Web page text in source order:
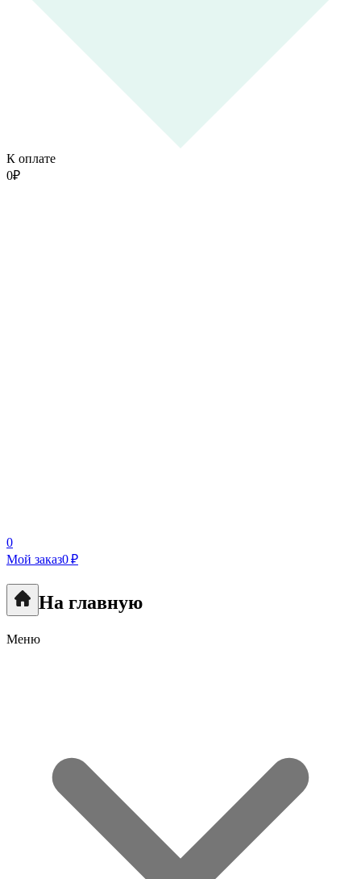
К оплате
0₽
0
Мой заказ0 ₽
На главную
Меню